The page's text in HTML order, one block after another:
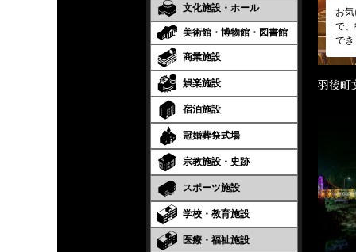
文化施設・ホール
美術館・博物館・図書館
商業施設
娯楽施設
宿泊施設
冠婚葬祭式場
宗教施設・史跡
スポーツ施設
学校・教育施設
医療・福祉施設
お
で
で
羽後